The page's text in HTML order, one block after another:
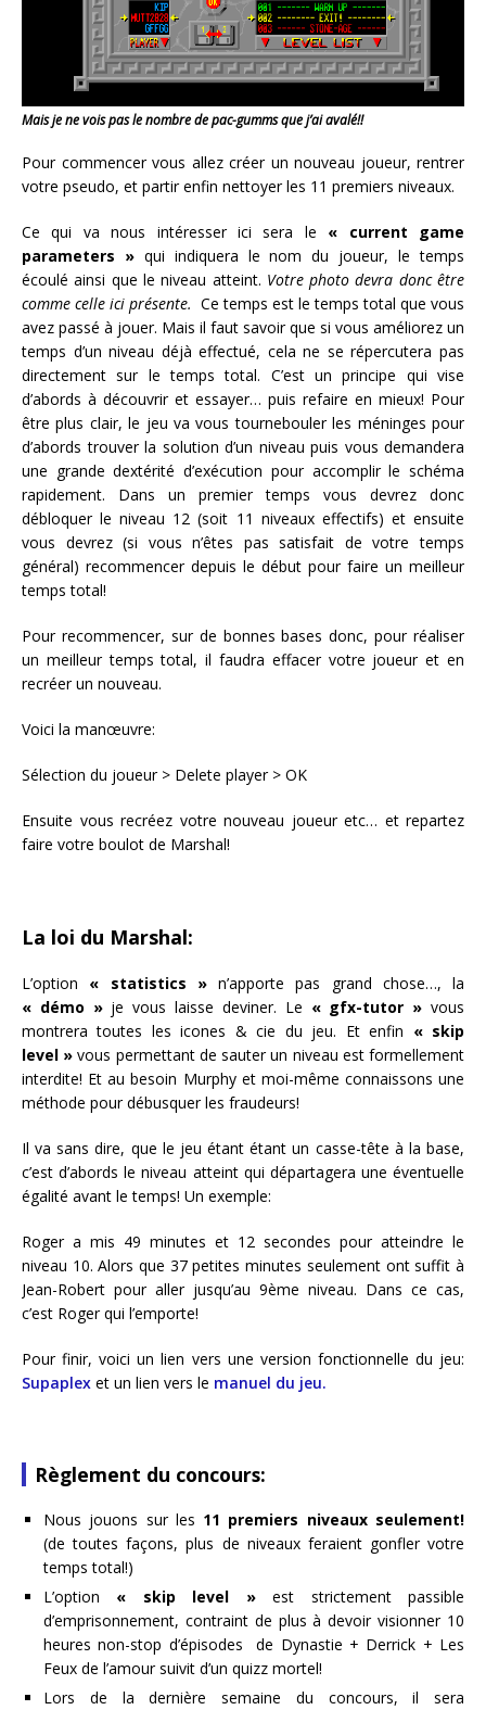
Mais je ne vois pas le nombre de pac-gumms que j’ai avalé!!
Pour commencer vous allez créer un nouveau joueur, rentrer
votre pseudo, et partir enfin nettoyer les 11 premiers niveaux.
Ce qui va nous intéresser ici sera le « current game
parameters »qui indiquera le nom du joueur, le temps
écoulé ainsi que le niveau atteint. Votre photo devra donc être
comme celle ici présente. Ce temps est le temps total que vous
avez passé à jouer. Mais il faut savoir que si vous améliorez un
temps d’un niveau déjà effectué, cela ne se répercutera pas
directement sur le temps total. C’est un principe qui vise
d’abords à découvrir et essayer… puis refaire en mieux! Pour
être plus clair, le jeu va vous tournebouler les méninges pour
d’abords trouver la solution d’un niveau puis vous demandera
une grande dextérité d’exécution pour accomplir le schéma
rapidement. Dans un premier temps vous devrez donc
débloquer le niveau 12 (soit 11 niveaux effectifs) et ensuite
vous devrez (si vous n’êtes pas satisfait de votre temps
général) recommencer depuis le début pour faire un meilleur
temps total!
Pour recommencer, sur de bonnes bases donc, pour réaliser
un meilleur temps total, il faudra effacer votre joueur et en
recréer un nouveau.
Voici la manœuvre:
Sélection du joueur > Delete player > OK
Ensuite vous recréez votre nouveau joueur etc… et repartez
faire votre boulot de Marshal!
La loi du Marshal:
L’option « statistics »n’apporte pas grand chose…, la
« démo »je vous laisse deviner. Le « gfx-tutor » vous
montrera toutes les icones & cie du jeu. Et enfin « skip
level » vous permettant de sauter un niveau est formellement
interdite! Et au besoin Murphy et moi-même connaissons une
méthode pour débusquer les fraudeurs!
Il va sans dire, que le jeu étant étant un casse-tête à la base,
c’est d’abords le niveau atteint qui départagera une éventuelle
égalité avant le temps! Un exemple:
Roger a mis 49 minutes et 12 secondes pour atteindre le
niveau 10. Alors que 37 petites minutes seulement ont suffit à
Jean-Robert pour aller jusqu’au 9ème niveau. Dans ce cas,
c’est Roger qui l’emporte!
Pour finir, voici un lien vers une version fonctionnelle du jeu:
Supaplex et un lien vers le manuel du jeu.
Règlement du concours:
Nous jouons sur les 11 premiers niveaux seulement!
(de toutes façons, plus de niveaux feraient gonfler votre
temps total!)
L’option « skip level »est strictement passible
d’emprisonnement, contraint de plus à devoir visionner 10
heures non-stop d’épisodes de Dynastie + Derrick + Les
Feux de l’amour suivit d’un quizz mortel!
Lors de la dernière semaine du concours, il sera